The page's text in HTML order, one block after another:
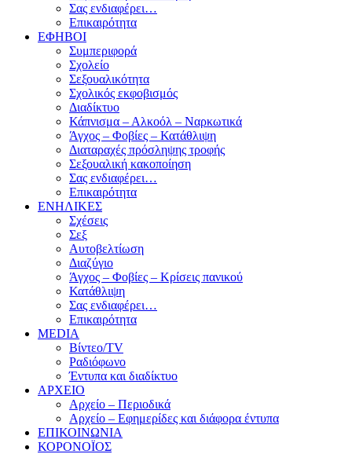
Σας ενδιαφέρει…
Επικαιρότητα
ΕΦΗΒΟΙ
Συμπεριφορά
Σχολείο
Σεξουαλικότητα
Σχολικός εκφοβισμός
Διαδίκτυο
Κάπνισμα – Αλκοόλ – Ναρκωτικά
Άγχος – Φοβίες – Κατάθλιψη
Διαταραχές πρόσληψης τροφής
Σεξουαλική κακοποίηση
Σας ενδιαφέρει…
Επικαιρότητα
ΕΝΗΛΙΚΕΣ
Σχέσεις
Σεξ
Αυτοβελτίωση
Διαζύγιο
Άγχος – Φοβίες – Κρίσεις πανικού
Κατάθλιψη
Σας ενδιαφέρει…
Επικαιρότητα
MEDIA
Βίντεο/TV
Ραδιόφωνο
Έντυπα και διαδίκτυο
ΑΡΧΕΙΟ
Αρχείο – Περιοδικά
Αρχείο – Εφημερίδες και διάφορα έντυπα
ΕΠΙΚΟΙΝΩΝΙΑ
ΚΟΡΟΝΟΪΟΣ